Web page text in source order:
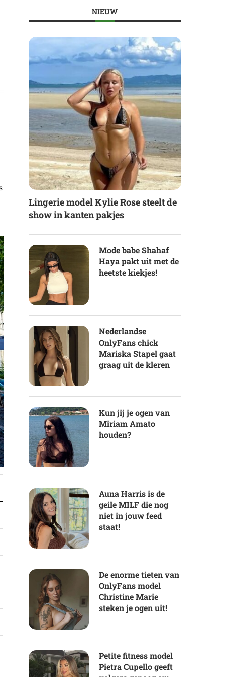
NIEUW
Lingerie model Kylie Rose steelt de
show in kanten pakjes
Mode babe Shahaf
Haya pakt uit met de
heetste kiekjes!
Nederlandse
OnlyFans chick
Mariska Stapel gaat
graag uit de kleren
Kun jij je ogen van
Miriam Amato
houden?
Auna Harris is de
geile MILF die nog
niet in jouw feed
staat!
De enorme tieten van
OnlyFans model
Christine Marie
steken je ogen uit!
Petite fitness model
Pietra Cupello geeft